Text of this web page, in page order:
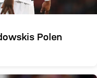
Polen